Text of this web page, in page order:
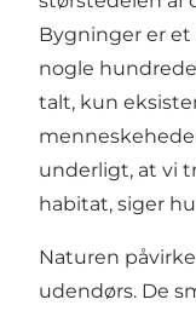
Bygninger er
nogle
talt, kun
underligt, at vi
habitat, siger
Naturen
udendørs. De